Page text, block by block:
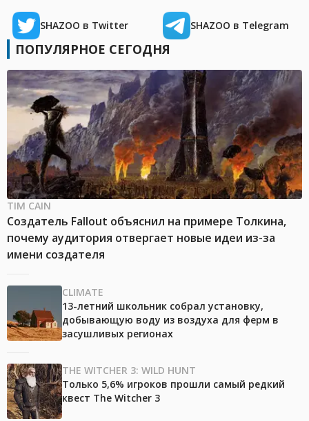
SHAZOO в Twitter SHAZOO в Telegram
ПОПУЛЯРНОЕ СЕГОДНЯ
TIM CAIN
Создатель Fallout объяснил на примере Толкина,
почему аудитория отвергает новые идеи из-за
имени создателя
CLIMATE
13-летний школьник собрал установку,
добывающую воду из воздуха для ферм в
засушливых регионах
THE WITCHER 3: WILD HUNT
Только 5,6% игроков прошли самый редкий
квест The Witcher 3